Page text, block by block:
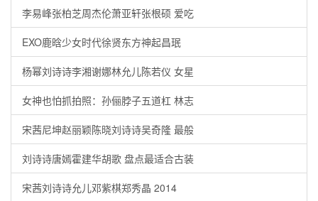
李易峰张柏芝周杰伦萧亚轩张根硕 爱吃
EXO鹿晗少女时代徐贤东方神起昌珉
杨幂刘诗诗李湘谢娜林允儿陈若仪 女星
女神也怕抓拍照：孙俪脖子五道杠 林志
宋茜尼坤赵丽颖陈晓刘诗诗吴奇隆 最般
刘诗诗唐嫣霍建华胡歌 盘点最适合古装
宋茜刘诗诗允儿邓紫棋郑秀晶 2014